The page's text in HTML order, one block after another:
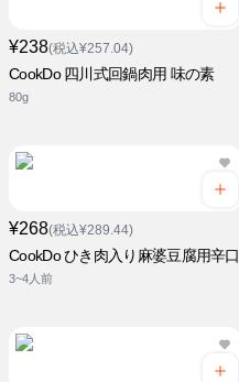
¥238(税込¥257.04)
CookDo 四川式回鍋肉用 味の素
80g
¥268(税込¥289.44)
CookDo ひき肉入り麻婆豆腐用辛口
3~4人前